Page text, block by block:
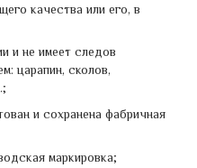
качества или его, в
и не имеет следов
царапин, сколов,
и сохранена фабричная
маркировка;